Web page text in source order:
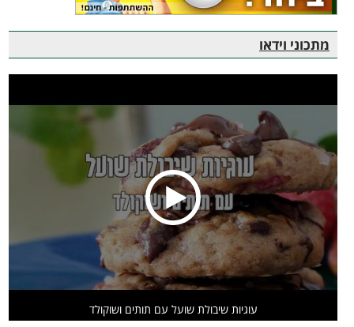
מתכוני וידאו
עוגיות שיבולת שועל עם תותים ושוקולד